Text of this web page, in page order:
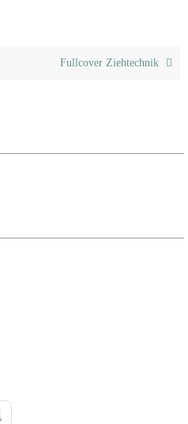
Fullcover Ziehtechnik